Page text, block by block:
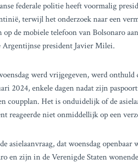
federale politie heeft voormalig
terwijl het onderzoek naar een
op de mobiele telefoon van Bolsonaro
Argentijnse president Javier Milei.
werd vrijgegeven, werd onthuld
2024, enkele dagen nadat zijn
coupplan. Het is onduidelijk of de
reageerde niet onmiddellijk op een
asielaanvraag, dat woensdag
en zijn in de Verenigde Staten